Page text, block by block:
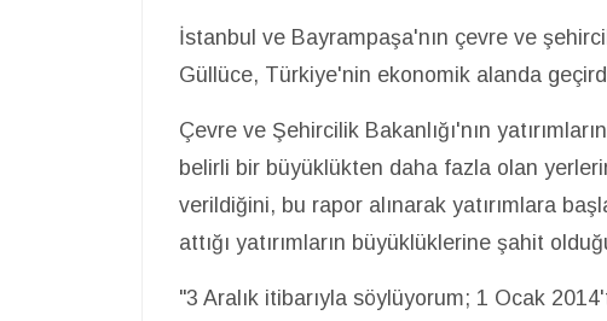
İstanbul ve Bayrampaşa'nın çevre ve
Güllüce, Türkiye'nin ekonomik alanda
Çevre ve Şehircilik Bakanlığı'nın
belirli bir büyüklükten daha fazla olan
verildiğini, bu rapor alınarak yatırımlara
attığı yatırımların büyüklüklerine şahit
"3 Aralık itibarıyla söylüyorum; 1 Ocak